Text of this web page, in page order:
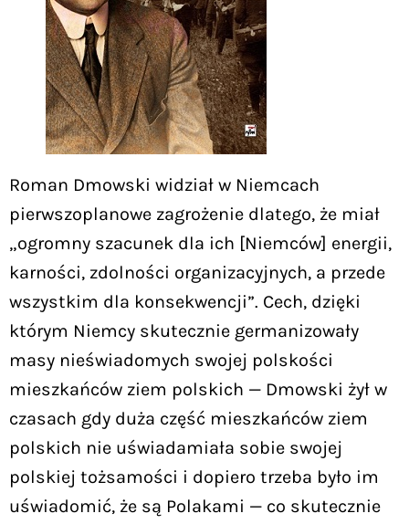
Roman Dmowski widział w Niemcach
pierwszoplanowe zagrożenie dlatego, że miał
„ogromny szacunek dla ich [Niemców] energii,
karności, zdolności organizacyjnych, a przede
wszystkim dla konsekwencji”. Cech, dzięki
którym Niemcy skutecznie germanizowały
masy nieświadomych swojej polskości
mieszkańców ziem polskich — Dmowski żył w
czasach gdy duża część mieszkańców ziem
polskich nie uświadamiała sobie swojej
polskiej tożsamości i dopiero trzeba było im
uświadomić, że są Polakami — co skutecznie